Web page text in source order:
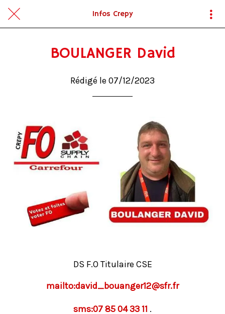
Infos Crepy
BOULANGER David
Rédigé le 07/12/2023
DS F.O Titulaire CSE
mailto:david_bouanger12@sfr.fr
sms:07 85 04 33 11 .